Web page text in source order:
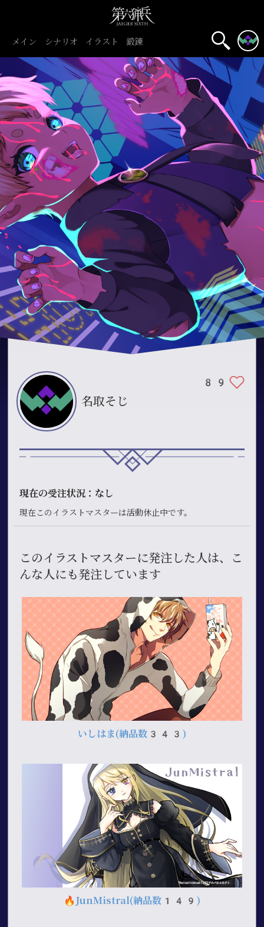
メイン シナリオ イラスト 鍛錬
名前表示
89
名取そじ
現在の受注状況：なし
現在このイラストマスターは活動休止中です。
このイラストマスターに発注した人は、こ
んな人にも発注しています
いしはま (納品数343)
🔥 JunMistral (納品数149)